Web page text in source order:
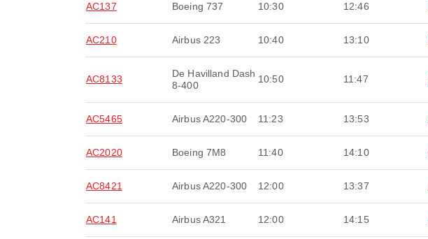
AC137 Boeing 737 10:30 12:46
AC210 Airbus 223 10:40 13:10
AC8133
De Havilland Dash
8-400
10:50 11:47
AC5465 Airbus A220-300 11:23 13:53
AC2020 Boeing 7M8 11:40 14:10
AC8421 Airbus A220-300 12:00 13:37
AC141 Airbus A321 12:00 14:15